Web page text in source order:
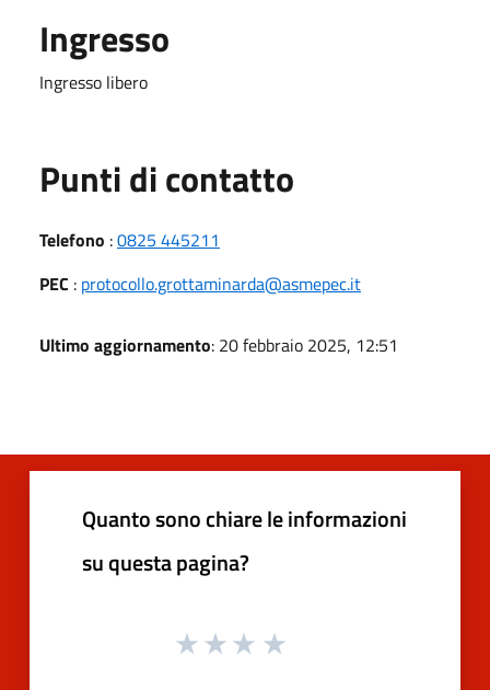
Ingresso
Ingresso libero
Punti di contatto
Telefono :0825 445211
PEC : protocollo.grottaminarda@asmepec.it
Ultimo aggiornamento: 20 febbraio 2025, 12:51
Quanto sono chiare le informazioni
su questa pagina?